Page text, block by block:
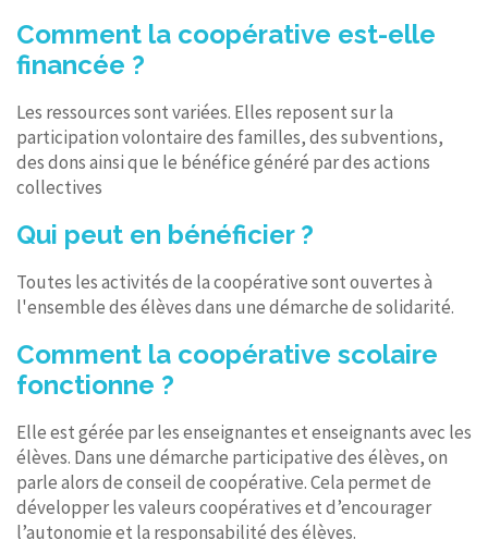
Comment la coopérative est-elle
financée ?
Les ressources sont variées. Elles reposent sur la
participation volontaire des familles, des subventions,
des dons ainsi que le bénéfice généré par des actions
collectives
Qui peut en bénéficier ?
Toutes les activités de la coopérative sont ouvertes à
l'ensemble des élèves dans une démarche de solidarité.
Comment la coopérative scolaire
fonctionne ?
Elle est gérée par les enseignantes et enseignants avec les
élèves. Dans une démarche participative des élèves, on
parle alors de conseil de coopérative. Cela permet de
développer les valeurs coopératives et d’encourager
l’autonomie et la responsabilité des élèves.